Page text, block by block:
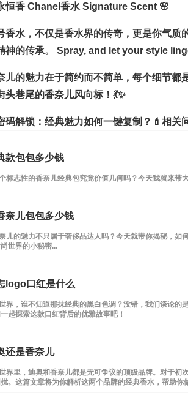
恒香 Chanel香水 Signature Scent 🌸
香水，不仅是香水界的传奇，更是你气质
神的传承。 Spray, and let your style
儿的魅力在于简约而不简单，每个细节都
头巷尾的香奈儿风向标！💃✨
码解锁：经典魅力如何一键复制？💄相关
款包包多少钱
标志性的香奈儿经典包究竟价值几何吗？今天我就来带
奈儿包包多少钱
儿的魅力不只属于奢侈品达人吗？今天就带你揭秘，如
世界的小秘密...
logo口红是什么
界，谁不知道那抹经典的黑白色调？没错，我们谈论
起探索这款口红背后的优雅故事吧！
还是香奈儿
界里，迪奥和香奈儿都是无可争议的顶级品牌。对于初
。这篇文章将为你解析这两个品牌的经典香水，帮助你